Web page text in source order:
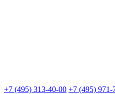
+7 (495) 313-40-00 +7 (495) 971-